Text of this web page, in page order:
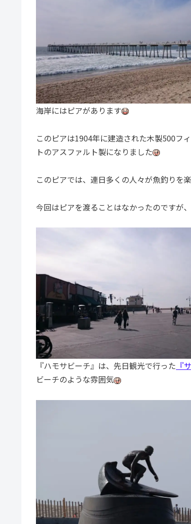
海岸にはピアがあります
このピアは1904年に建造された木製500フ
トのアスファルト製になりました
このピアでは、連日多くの人々が魚釣りを
今回はピアを渡ることはなかったのですが
『ハモサビーチ』は、先日観光で行った 『
ビーチのような雰囲気